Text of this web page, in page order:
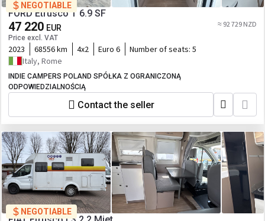
NEGOTIABLE
FORD Etrusco T 6.9 SF
47 220 EUR
Price excl. VAT
≈ 92 729 NZD
2023 68556 km 4x2 Euro 6 Number of seats: 5
Italy, Rome
INDIE CAMPERS POLAND SPÓŁKA Z OGRANICZONĄ
ODPOWIEDZIALNOŚCIĄ
Contact the seller
NEGOTIABLE